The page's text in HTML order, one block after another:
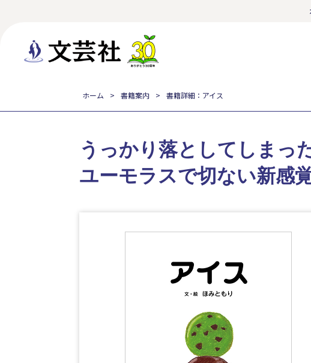
ホーム 書籍案内 書籍詳細：アイス
うっかり落としてしまっ
ユーモラスで切ない新感